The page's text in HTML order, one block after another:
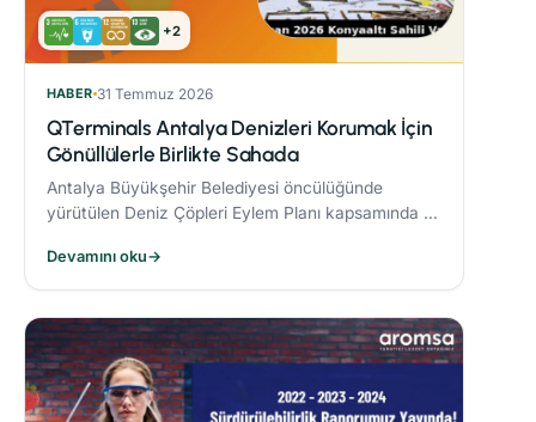
+2
HABER 31 Temmuz 2026
QTerminals Antalya Denizleri Korumak İçin
Gönüllülerle Birlikte Sahada
Antalya Büyükşehir Belediyesi öncülüğünde
yürütülen Deniz Çöpleri Eylem Planı kapsamında 11
etkinlikleri, çevre bilincinin artırılmasına önemli
katkı sağladı.
Devamını oku→